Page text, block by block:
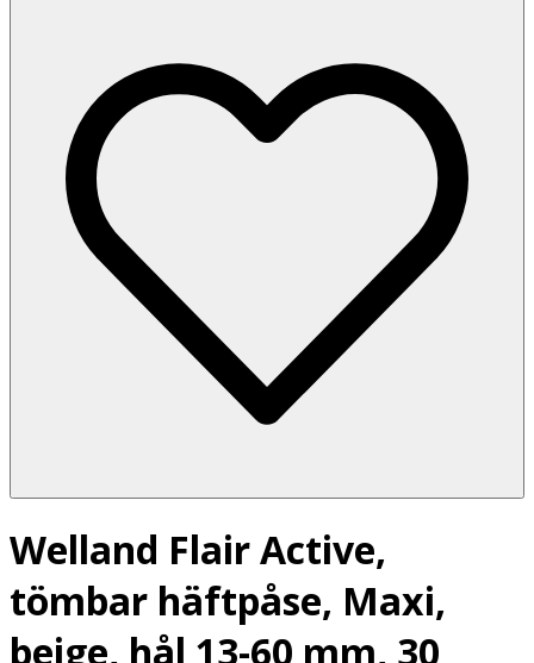
Welland Flair Active,
tömbar häftpåse, Maxi,
beige, hål 13-60 mm, 30